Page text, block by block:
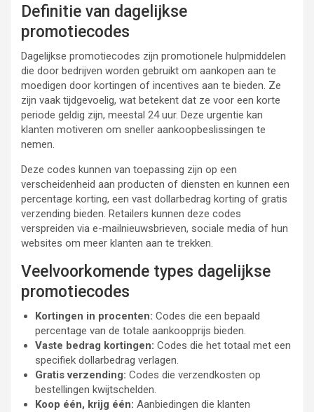
Definitie van dagelijkse
promotiecodes
Dagelijkse promotiecodes zijn promotionele hulpmiddelen
die door bedrijven worden gebruikt om aankopen aan te
moedigen door kortingen of incentives aan te bieden. Ze
zijn vaak tijdgevoelig, wat betekent dat ze voor een korte
periode geldig zijn, meestal 24 uur. Deze urgentie kan
klanten motiveren om sneller aankoopbeslissingen te
nemen.
Deze codes kunnen van toepassing zijn op een
verscheidenheid aan producten of diensten en kunnen een
percentage korting, een vast dollarbedrag korting of gratis
verzending bieden. Retailers kunnen deze codes
verspreiden via e-mailnieuwsbrieven, sociale media of hun
websites om meer klanten aan te trekken.
Veelvoorkomende types dagelijkse
promotiecodes
Kortingen in procenten: Codes die een bepaald
percentage van de totale aankoopprijs bieden.
Vaste bedrag kortingen: Codes die het totaal met een
specifiek dollarbedrag verlagen.
Gratis verzending: Codes die verzendkosten op
bestellingen kwijtschelden.
Koop één, krijg één: Aanbiedingen die klanten